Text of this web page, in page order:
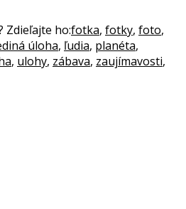
Zdieľajte ho:fotka, fotky, foto,
úloha, ľudia, planéta,
, ulohy, zábava, zaujímavosti,